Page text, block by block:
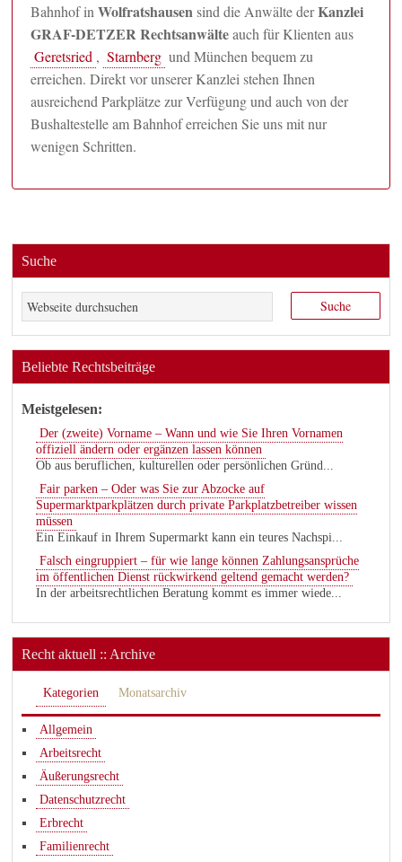
Bahnhof inWolfratshausensind die Anwälte derKanzlei
GRAF-DETZER Rechtsanwälteauch für Klienten aus
Geretsried , Starnberg und München bequem zu
erreichen. Direkt vor unserer Kanzlei stehen Ihnen
ausreichend Parkplätze zur Verfügung und auch von der
Bushaltestelle am Bahnhof erreichen Sie uns mit nur
wenigen Schritten.
Suche
Beliebte Rechtsbeiträge
Meistgelesen:
Der (zweite) Vorname – Wann und wie Sie Ihren Vornamen
offiziell ändern oder ergänzen lassen können
Ob aus beruflichen, kulturellen oder persönlichen Gründ...
Fair parken – Oder was Sie zur Abzocke auf
Supermarktparkplätzen durch private Parkplatzbetreiber wissen
müssen
Ein Einkauf in Ihrem Supermarkt kann ein teures Nachspi...
Falsch eingruppiert – für wie lange können Zahlungsansprüche
im öffentlichen Dienst rückwirkend geltend gemacht werden?
In der arbeitsrechtlichen Beratung kommt es immer wiede...
Recht aktuell :: Archive
Kategorien Monatsarchiv
Allgemein
Arbeitsrecht
Äußerungsrecht
Datenschutzrecht
Erbrecht
Familienrecht